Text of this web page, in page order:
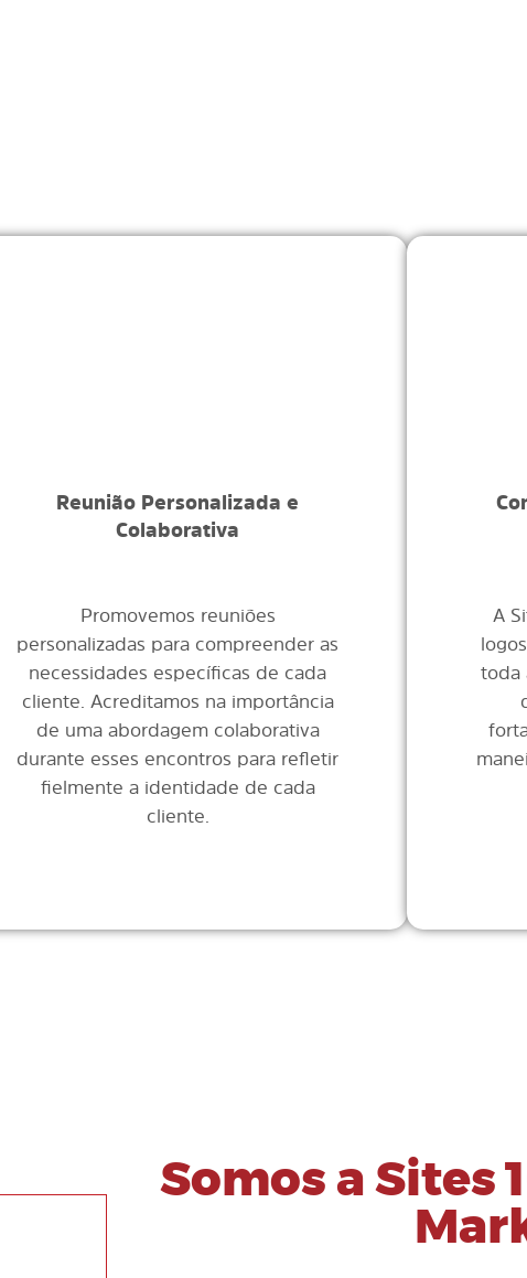
Reunião Personalizada e
Colaborativa
Promovemos reuniões
personalizadas para compreender as
necessidades específicas de cada
cliente. Acreditamos na importância
de uma abordagem colaborativa
durante esses encontros para refletir
fielmente a identidade de cada
cliente.
A
toda
Somos a Sites